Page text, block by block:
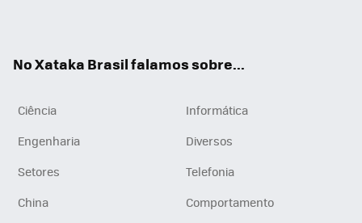
No Xataka Brasil falamos sobre...
Ciência
Informática
Engenharia
Diversos
Setores
Telefonia
China
Comportamento